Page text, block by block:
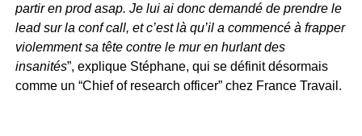
partir en prod asap. Je lui ai donc demandé de prendre le
lead sur la conf call, et c’est là qu’il a commencé à frapper
violemment sa tête contre le mur en hurlant des
insanités”, explique Stéphane, qui se définit désormais
comme un “Chief of research officer” chez France Travail.